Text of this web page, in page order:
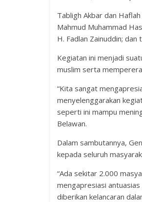
Tabligh Akbar dan
Mahmud Muhammad
H. Fadlan Zainuddin;
Kegiatan ini menjadi
muslim serta
“Kita sangat
menyelenggarakan
seperti ini mampu
Belawan.
Dalam sambutannya,
kepada seluruh
“Ada sekitar 2.000
mengapresiasi
diberikan kelancaran